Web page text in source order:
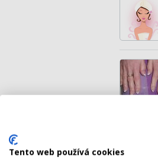
Tento web používá cookies